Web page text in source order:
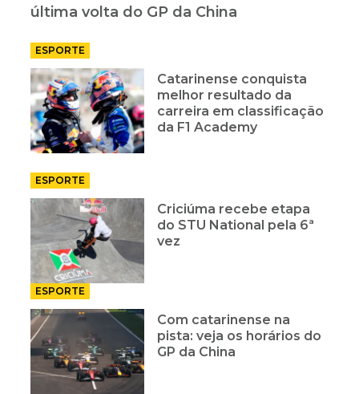
última volta do GP da China
ESPORTE
Catarinense conquista
melhor resultado da
carreira em classificação
da F1 Academy
ESPORTE
Criciúma recebe etapa
do STU National pela 6ª
vez
ESPORTE
Com catarinense na
pista: veja os horários do
GP da China